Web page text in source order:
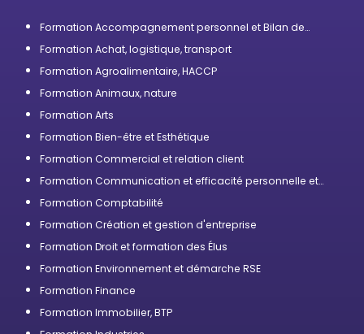
Formation Accompagnement personnel et Bilan de
Formation Achat, logistique, transport
Formation Agroalimentaire, HACCP
Formation Animaux, nature
Formation Arts
Formation Bien-être et Esthétique
Formation Commercial et relation client
Formation Communication et efficacité personnelle et
Formation Comptabilité
Formation Création et gestion d'entreprise
Formation Droit et formation des Élus
Formation Environnement et démarche RSE
Formation Finance
Formation Immobilier, BTP